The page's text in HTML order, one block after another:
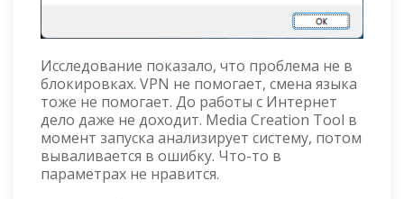
Исследование показало, что проблема не в
блокировках. VPN не помогает, смена языка
тоже не помогает. До работы с Интернет
дело даже не доходит. Media Creation Tool в
момент запуска анализирует систему, потом
вываливается в ошибку. Что-то в
параметрах не нравится.